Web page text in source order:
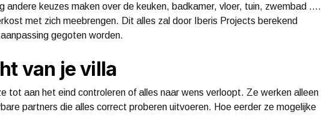
andere keuzes maken over de keuken, badkamer, vloer, tuin, zwembad ….
met zich meebrengen. Dit alles zal door Iberis Projects berekend
gegoten worden.
van je villa
tot aan het eind controleren of alles naar wens verloopt. Ze werken alleen
partners die alles correct proberen uitvoeren. Hoe eerder ze mogelijke